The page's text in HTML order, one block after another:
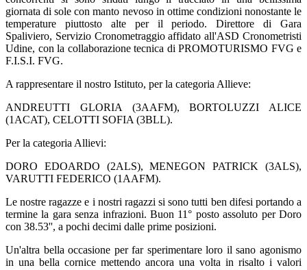
giornata di sole con manto nevoso in ottime condizioni nonostante le
temperature piuttosto alte per il periodo. Direttore di Gara
Spaliviero, Servizio Cronometraggio affidato all'ASD Cronometristi
Udine, con la collaborazione tecnica di PROMOTURISMO FVG e
F.I.S.I. FVG.
A rappresentare il nostro Istituto, per la categoria Allieve:
ANDREUTTI GLORIA (3AAFM), BORTOLUZZI ALICE
(1ACAT), CELOTTI SOFIA (3BLL).
Per la categoria Allievi:
DORO EDOARDO (2ALS), MENEGON PATRICK (3ALS),
VARUTTI FEDERICO (1AAFM).
Le nostre ragazze e i nostri ragazzi si sono tutti ben difesi portando a
termine la gara senza infrazioni. Buon 11° posto assoluto per Doro
con 38.53'', a pochi decimi dalle prime posizioni.
Un'altra bella occasione per far sperimentare loro il sano agonismo
in una bella cornice mettendo ancora una volta in risalto i valori